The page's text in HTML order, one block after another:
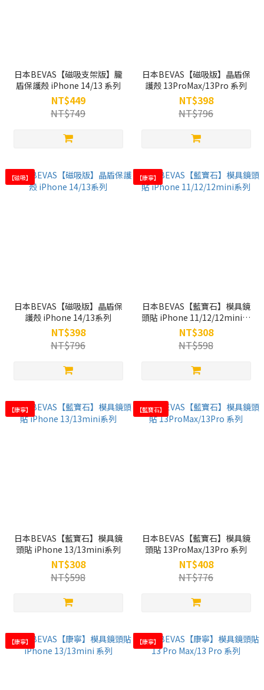
日本BEVAS【磁吸支架版】朧
盾保護殼 iPhone 14/13 系列
NT$449
NT$749
日本BEVAS【磁吸版】晶盾保
護殼 13ProMax/13Pro 系列
NT$398
NT$796
【磁吸】
日本BEVAS【磁吸版】晶盾保
護殼 iPhone 14/13系列
NT$398
NT$796
【康寧】
日本BEVAS【藍寶石】模具鏡
頭貼 iPhone 11/12/12mini系
列
NT$308
NT$598
【康寧】
日本BEVAS【藍寶石】模具鏡
頭貼 iPhone 13/13mini系列
NT$308
NT$598
【藍寶石】
日本BEVAS【藍寶石】模具鏡
頭貼 13ProMax/13Pro 系列
NT$408
NT$776
【康寧】 【康寧】